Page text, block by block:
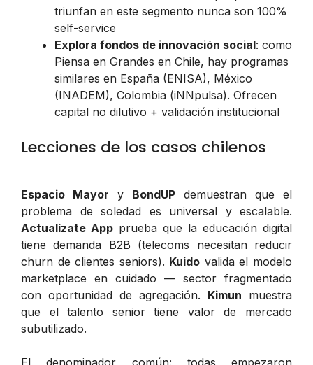
triunfan en este segmento nunca son 100%
self-service
Explora fondos de innovación social: como
Piensa en Grandes en Chile, hay programas
similares en España (ENISA), México
(INADEM), Colombia (iNNpulsa). Ofrecen
capital no dilutivo + validación institucional
Lecciones de los casos chilenos
Espacio Mayor y BondUP demuestran que el
problema de soledad es universal y escalable.
Actualízate App prueba que la educación digital
tiene demanda B2B (telecoms necesitan reducir
churn de clientes seniors). Kuido valida el modelo
marketplace en cuidado — sector fragmentado
con oportunidad de agregación. Kimun muestra
que el talento senior tiene valor de mercado
subutilizado.
El denominador común: todas empezaron